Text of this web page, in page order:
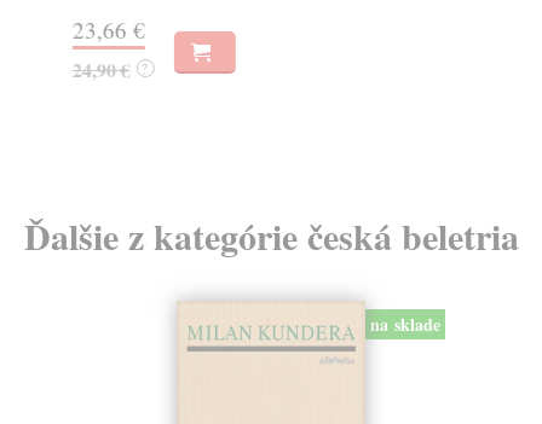
23,66 €
24,90 € ?
Ďalšie z kategórie česká beletria
na sklade